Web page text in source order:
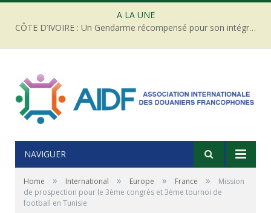
A LA UNE
CÔTE D’IVOIRE : Un Gendarme récompensé pour son intégrité face à une tentative de corruption
NAVIGUER
Home » International » Europe » France »
Mission
de prospection pour le 3ème congrès et 3ème tournoi de
football en Tunisie